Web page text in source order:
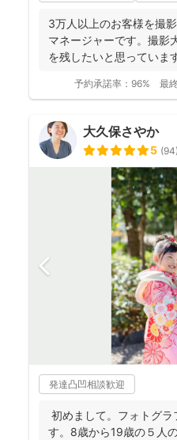
3万人以上のお客様を撮
マネージャーです。撮影
を残したいと思ってい
予約承諾率： 96% 最
大久保さやか
5 (94)
発達凸凹相談歓迎
初めまして。フォトグ
す。8歳から19歳の５人